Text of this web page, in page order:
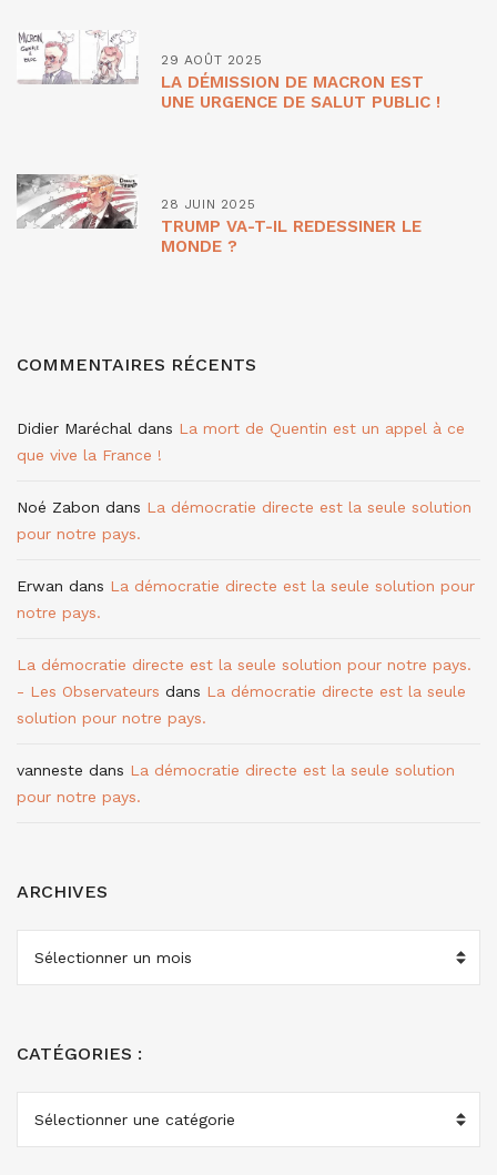
29 AOÛT 2025
LA DÉMISSION DE MACRON EST
UNE URGENCE DE SALUT PUBLIC !
28 JUIN 2025
TRUMP VA-T-IL REDESSINER LE
MONDE ?
COMMENTAIRES RÉCENTS
Didier Maréchal dans La mort de Quentin est un appel à ce
que vive la France !
Noé Zabon dans La démocratie directe est la seule solution
pour notre pays.
Erwan dans La démocratie directe est la seule solution pour
notre pays.
La démocratie directe est la seule solution pour notre pays.
- Les Observateurs dans La démocratie directe est la seule
solution pour notre pays.
vanneste dans La démocratie directe est la seule solution
pour notre pays.
ARCHIVES
ARCHIVES
CATÉGORIES :
CATÉGORIES